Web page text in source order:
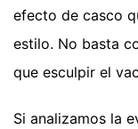
efecto de casco
estilo. No basta
que esculpir el
Si analizamos la